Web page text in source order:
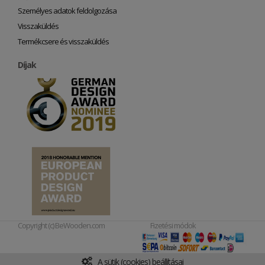
Személyes adatok feldolgozása
Visszaküldés
Termékcsere és visszaküldés
Díjak
Copyright (c) BeWooden.com Fizetési módok
A sütik (cookies) beállításai